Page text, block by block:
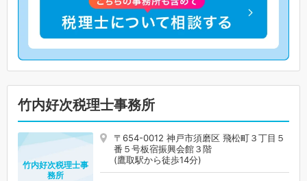
竹内好次税理士事務所
〒654-0012 神戸市須磨区 飛松町３丁目５
番５号板宿振興会館３階
(鷹取駅から徒歩14分)
竹内好次税理士事
務所